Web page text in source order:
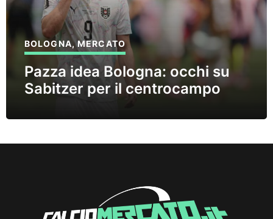
BOLOGNA,MERCATO
Pazza idea Bologna: occhi su
Sabitzer per il centrocampo